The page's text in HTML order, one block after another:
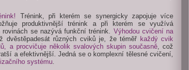
Trénink, při kterém se synergicky zapojuje více
produktivnější trénink a při kterém se využívá
se nazývá funkční trénink. Výhodou cvičení na
dvěstěpadesát různých cviků je, že téměř každý cvik
a procvičuje několik svalových skupin současně, což
a efektivnější. Jedná se o komplexní tělesné cvičení,
systému.